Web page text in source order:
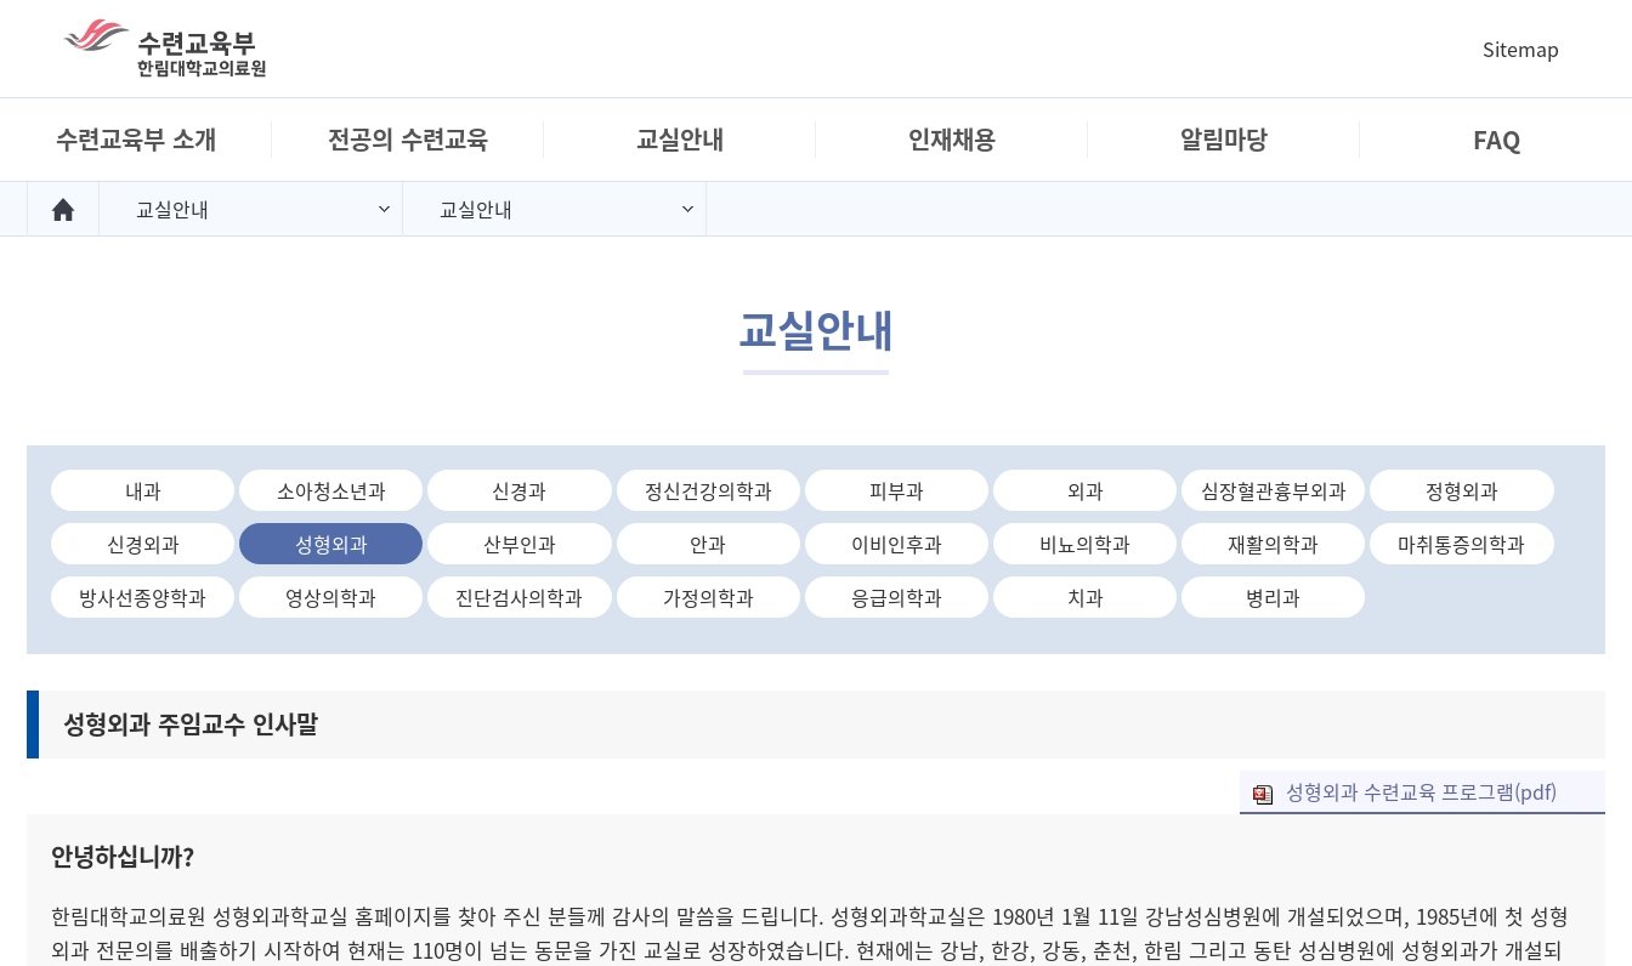
right menu background
Sitemap
수련교육부 소개 전공의 수련교육 교실안내 인재채용 알림마당 FAQ
교실안내 교실안내
교실안내
내과 소아청소년과 신경과 정신건강의학과 피부과 외과 심장혈관흉부외과
정형외과
신경외과
성형외과 산부인과 안과 이비인후과 비뇨의학과 재활의학과
마취통증의학과
방사선종양학과
영상의학과 진단검사의학과 가정의학과 응급의학과 치과 병리과
성형외과 주임교수 인사말
성형외과 수련교육 프로그램(pdf)
안녕하십니까?
한림대학교의료원 성형외과학교실 홈페이지를 찾아 주신 분들께 감사의 말씀을 드립니다. 성형외과학교실은 1980년 1월 11일 강남성심병원에 개설되었으며, 1985년에 첫 성형
외과 전문의를 배출하기 시작하여 현재는 110명이 넘는 동문을 가진 교실로 성장하였습니다. 현재에는 강남, 한강, 강동, 춘천, 한림 그리고 동탄 성심병원에 성형외과가 개설되